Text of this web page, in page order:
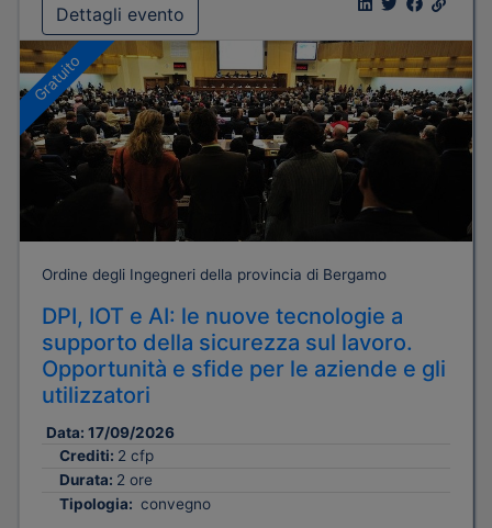
Dettagli evento
Gratuito
Ordine degli Ingegneri della provincia di Bergamo
DPI, IOT e AI: le nuove tecnologie a
supporto della sicurezza sul lavoro.
Opportunità e sfide per le aziende e gli
utilizzatori
Data: 17/09/2026
Crediti: 2 cfp
Durata: 2 ore
Tipologia: convegno